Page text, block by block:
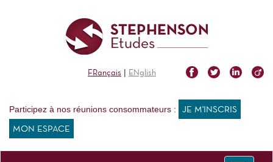
FRançais | ENglish
Participez à nos réunions consommateurs : JE M'INSCRIS
MON ESPACE